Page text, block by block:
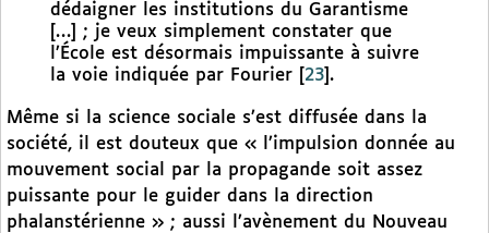
dédaigner les institutions du Garantisme
[…] ; je veux simplement constater que
l’École est désormais impuissante à suivre
la voie indiquée par Fourier
23 .
Même si la science sociale s’est diffusée dans la
société, il est douteux que « l’impulsion donnée au
mouvement social par la propagande soit assez
puissante pour le guider dans la direction
phalanstérienne » ; aussi l’avènement du Nouveau